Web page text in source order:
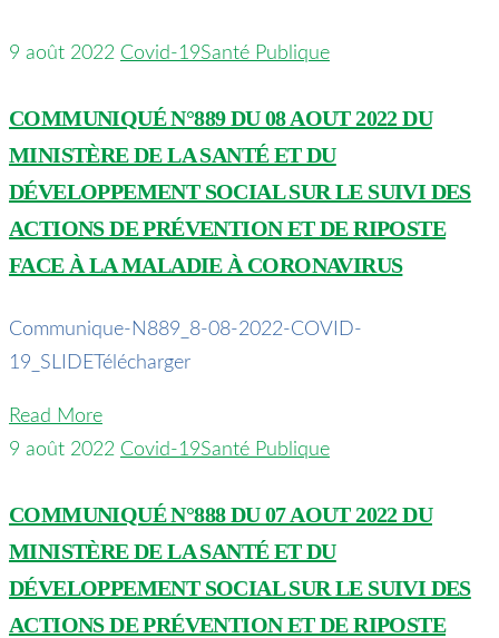
9 août 2022 Covid-19Santé Publique
COMMUNIQUÉ N°889 DU 08 AOUT 2022 DU
MINISTÈRE DE LA SANTÉ ET DU
DÉVELOPPEMENT SOCIAL SUR LE SUIVI DES
ACTIONS DE PRÉVENTION ET DE RIPOSTE
FACE À LA MALADIE À CORONAVIRUS
Communique-N889_8-08-2022-COVID-
19_SLIDETélécharger
Read More
9 août 2022 Covid-19Santé Publique
COMMUNIQUÉ N°888 DU 07 AOUT 2022 DU
MINISTÈRE DE LA SANTÉ ET DU
DÉVELOPPEMENT SOCIAL SUR LE SUIVI DES
ACTIONS DE PRÉVENTION ET DE RIPOSTE